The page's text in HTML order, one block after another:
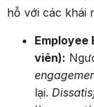
hỗ với các khái
Employee
viên):
lại.